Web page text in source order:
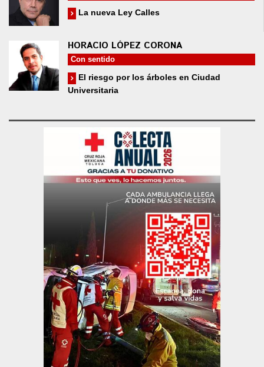
La nueva Ley Calles
HORACIO LÓPEZ CORONA
Con sentido
El riesgo por los árboles en Ciudad
Universitaria